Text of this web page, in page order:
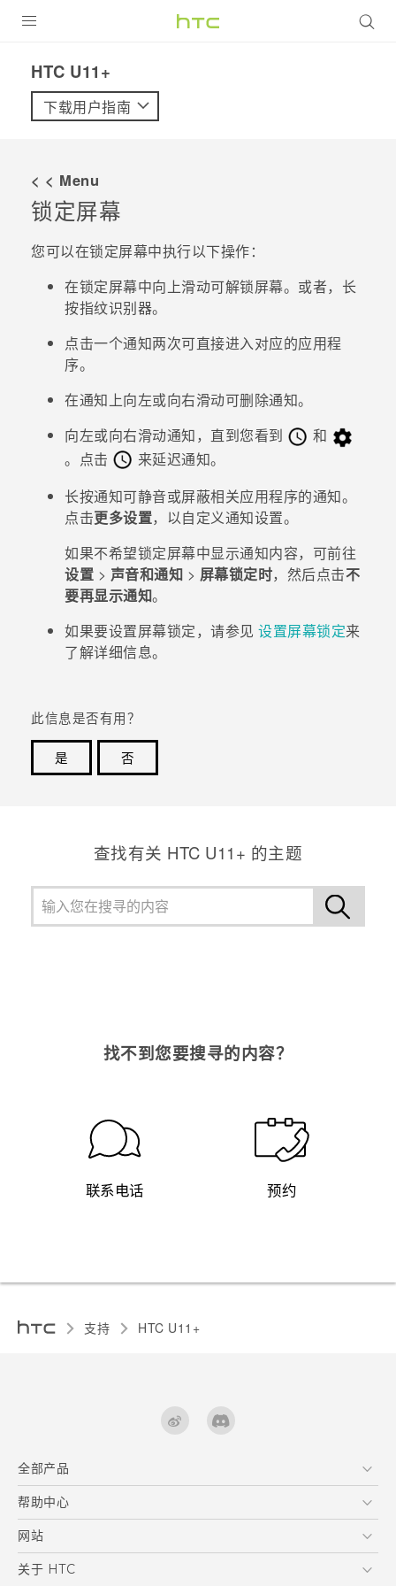
VIVE
支持帮助
在线客服
HTC U11+‎
下载用户指南
< < Menu
锁定屏幕
您可以在锁定屏幕中执行以下操作：
在锁定屏幕中向上滑动可解锁屏幕。 或者，长
按指纹识别器。
点击一个通知两次可直接进入对应的应用程
序。
在通知上向左或向右滑动可删除通知。
向左或向右滑动通知，直到您看到
和
。点击
来延迟通知。
长按通知可静音或屏蔽相关应用程序的通知。
点击更多设置，以自定义通知设置。
如果不希望锁定屏幕中显示通知内容，可前往
设置 > 声音和通知 > 屏幕锁定时，然后点击不
要再显示通知。
如果要设置屏幕锁定，请参见 设置屏幕锁定来
了解详细信息。
此信息是否有用？
是
否
查找有关 HTC U11+ 的主题
找不到您要搜寻的内容？
联系电话 预约
支持 HTC U11+‎
全部产品
区块链智能手机
VIVE
帮助中心
在线客服
支援与服务
网站
HTC Dev
关于 HTC